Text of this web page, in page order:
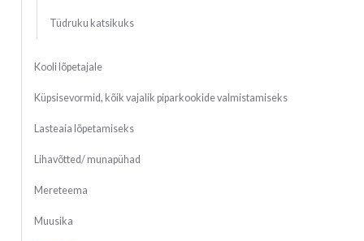
Tüdruku katsikuks
Kooli lõpetajale
Küpsisevormid, kõik vajalik piparkookide valmistamiseks
Lasteaia lõpetamiseks
Lihavõtted/ munapühad
Mereteema
Muusika